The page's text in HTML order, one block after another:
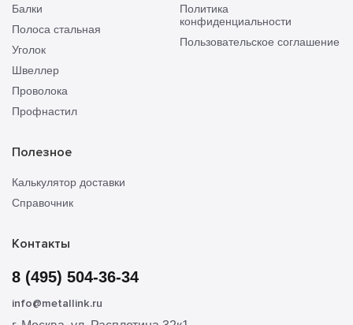
Балки
Полоса стальная
Уголок
Швеллер
Проволока
Профнастил
Политика
конфиденциальности
Пользовательское соглашение
Полезное
Калькулятор доставки
Справочник
Контакты
8 (495) 504-36-34
info@metallink.ru